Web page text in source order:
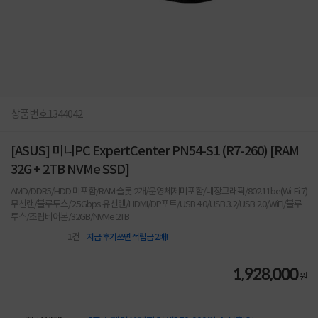
상품번호1344042
[ASUS] 미니PC ExpertCenter PN54-S1 (R7-260) [RAM
32G + 2TB NVMe SSD]
AMD/DDR5/HDD 미포함/RAM 슬롯 2개/운영체제미포함/내장그래픽/802.11be(Wi-Fi 7)
무선랜/블루투스/2.5Gbps 유선랜/HDMI/DP포트/USB 4.0/USB 3.2/USB 2.0/WiFi/블루
투스/조립베어본/32GB/NVMe 2TB
1건 지금 후기쓰면 적립금 2배!
1,928,000원